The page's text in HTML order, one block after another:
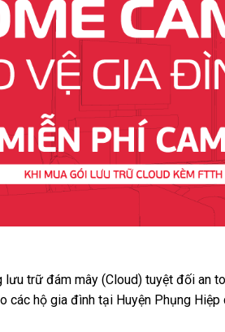
trữ đám mây (Cloud) tuyệt đối an
các hộ gia đình tại Huyện Phụng